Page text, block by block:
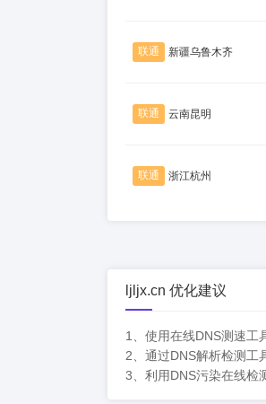
联通 新疆乌鲁木齐
联通 云南昆明
联通 浙江杭州
ljljx.cn 优化建议
1、使用在线DNS测速工
2、通过DNS解析检测工
3、利用DNS污染在线检